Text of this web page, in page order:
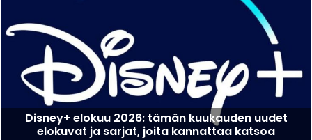
Disney+ elokuu 2026: tämän kuukauden uudet
elokuvat ja sarjat, joita kannattaa katsoa